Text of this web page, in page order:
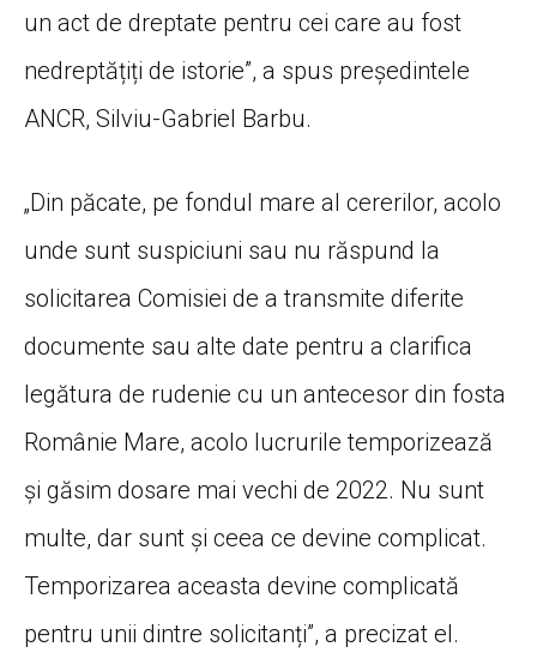
un act de dreptate pentru cei care au fost
nedreptățiți de istorie”, a spus președintele
ANCR, Silviu-Gabriel Barbu.
„Din păcate, pe fondul mare al cererilor, acolo
unde sunt suspiciuni sau nu răspund la
solicitarea Comisiei de a transmite diferite
documente sau alte date pentru a clarifica
legătura de rudenie cu un antecesor din fosta
Românie Mare, acolo lucrurile temporizează
și găsim dosare mai vechi de 2022. Nu sunt
multe, dar sunt și ceea ce devine complicat.
Temporizarea aceasta devine complicată
pentru unii dintre solicitanți”, a precizat el.